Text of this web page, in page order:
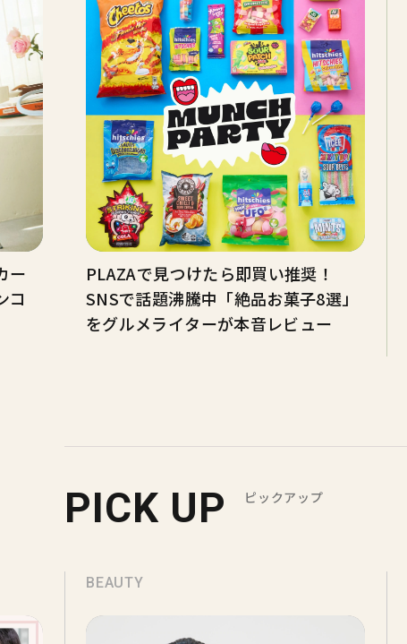
ー
コ
PLAZAで見つけたら即買い推奨！
SNSで話題沸騰中「絶品お菓子8選」
をグルメライターが本音レビュー
PICK UP ピックアップ
BEAUTY